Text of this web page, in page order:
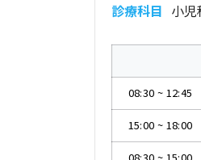
診療科目 小
08:30 ~ 12:45
15:00 ~ 18:00